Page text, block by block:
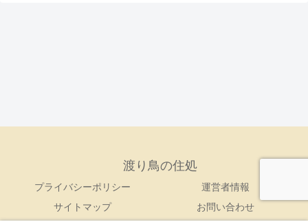
渡り鳥の住処
プライバシーポリシー
運営者情報
サイトマップ
お問い合わせ